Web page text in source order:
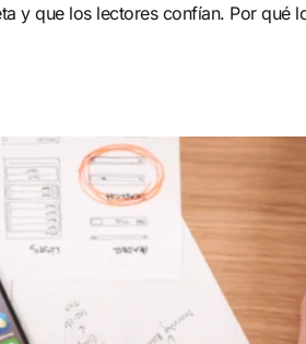
y que los lectores confían. Por qué